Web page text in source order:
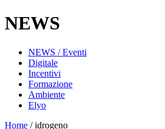
NEWS
NEWS / Eventi
Digitale
Incentivi
Formazione
Ambiente
Elyo
Home /idrogeno